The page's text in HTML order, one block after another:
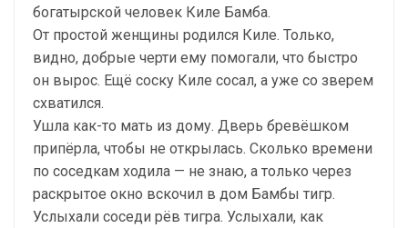
богатырской человек Киле Бамба.
От простой женщины родился Киле. Только,
видно, добрые черти ему помогали, что быстро
он вырос. Ещё соску Киле сосал, а уже со зверем
схватился.
Ушла как-то мать из дому. Дверь бревёшком
припёрла, чтобы не открылась. Сколько времени
по соседкам ходила — не знаю, а только через
раскрытое окно вскочил в дом Бамбы тигр.
Услыхали соседи рёв тигра. Услыхали, как